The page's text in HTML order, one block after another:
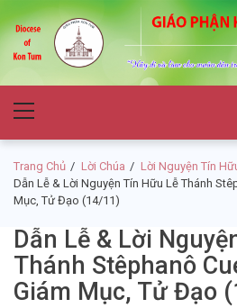
to
navigation
to
content
Giáo
Menu
Trang Chủ Lời Chúa
Lời Nguyện Tín
Dẫn Lễ & Lời Nguyện Tín Hữu Lễ Thánh
Mục, Tử Đạo (14/11)
Dẫn Lễ & Lời
Thánh Stêphanô
Giám Mục, Tử Đạo